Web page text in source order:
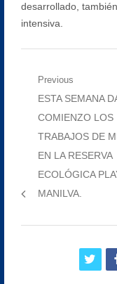
desarrollado,
intensiva.
Navegación
entradas
Previous
Previous
post:
ESTA SEMANA
COMIENZO LOS
TRABAJOS DE
EN LA RESERVA
ECOLÓGICA
MANILVA.